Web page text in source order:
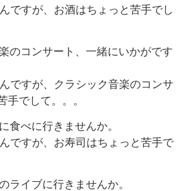
ですが、お酒はちょっと苦手でし
のコンサート、一緒にいかがです
ですが、クラシック音楽のコンサ
手でして。。。
食べに行きませんか。
ですが、お寿司はちょっと苦手で
ライブに行きませんか。